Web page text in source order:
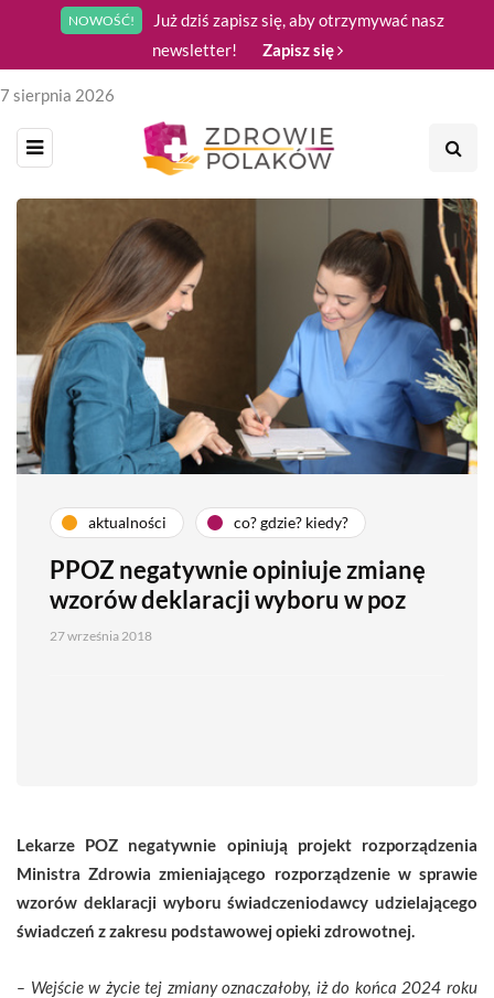
NOWOŚĆ!
Już dziś zapisz się, aby otrzymywać nasz
newsletter!
Zapisz się
7 sierpnia 2026
aktualności co? gdzie? kiedy?
PPOZ negatywnie opiniuje zmianę
wzorów deklaracji wyboru w poz
27 września 2018
Lekarze POZ negatywnie opiniują projekt rozporządzenia
Ministra Zdrowia zmieniającego rozporządzenie w sprawie
wzorów deklaracji wyboru świadczeniodawcy udzielającego
świadczeń z zakresu podstawowej opieki zdrowotnej.
– Wejście w życie tej zmiany oznaczałoby, iż do końca 2024 roku